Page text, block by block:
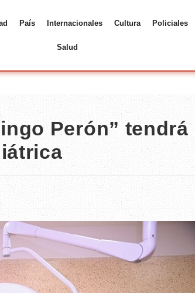
País Internacionales Cultura Policiales
Salud
Perón” tendrá